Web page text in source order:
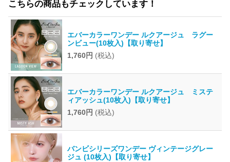
こちらの商品もチェックしています！
エバーカラーワンデー ルクアージュ ラグー
ンビュー(10枚入)【取り寄せ】
1,760円 (税込)
エバーカラーワンデー ルクアージュ ミステ
ィアッシュ(10枚入)【取り寄せ】
1,760円 (税込)
バンビシリーズワンデー ヴィンテージグレー
ジュ (10枚入)【取り寄せ】